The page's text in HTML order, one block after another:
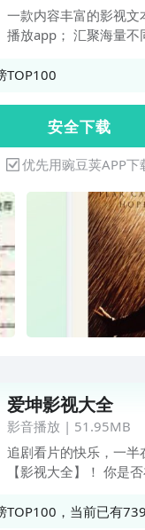
一款内容丰富的影视文
播放app； 汇聚海量不
彩； 本地视频播放及投
TOP100
安 全 下 载
优先用豌豆荚APP下
爱坤影视大全
影音播放 | 51.95MB
追剧看片的快乐，一半
【影视大全】！ 你是
剧/电影后，想分享、吐
TOP100，当前已有